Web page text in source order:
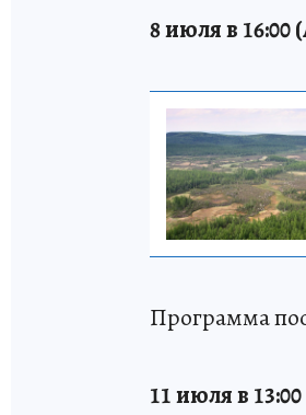
8 июля в
Программа
11 июля в